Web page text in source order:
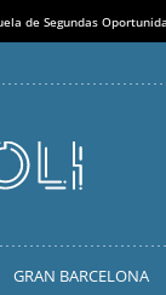
de Segundas
GRAN BARCELONA